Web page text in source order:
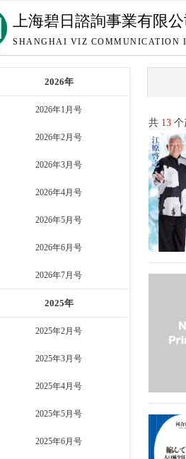
上海碧日諮詢事業有限公
SHANGHAI VIZ COMMUNICATION
共 13 个
2026年
2026年1月号
2026年2月号
2026年3月号
2026年4月号
2026年5月号
2026年6月号
2026年7月号
2025年
2025年2月号
2025年3月号
2025年4月号
2025年5月号
2025年6月号